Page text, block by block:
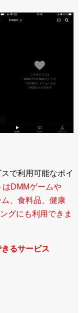
で利用可能なポイ
はDMMゲームや
、食料品、健康
グにも利用できま
るサービス